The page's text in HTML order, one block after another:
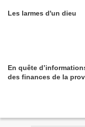
Les larmes d'un dieu
En quête
des finances de la